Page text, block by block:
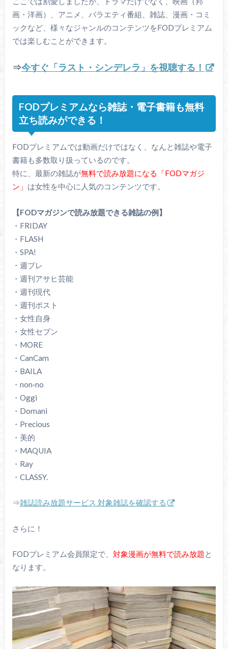
画・洋画）、アニメ、バラエティ番組、雑誌、漫画・コミ
ックなど、様々なジャンルのコンテンツをFODプレミアム
では楽しむことができます。
⇒今すぐ「ラスト・シンデレラ」を視聴する！
FODプレミアムなら雑誌・電子書籍も無料
立ち読みができる！
FODプレミアムでは動画だけではなく、なんと雑誌や電子
書籍も多数取り扱っているのです。
特に、最新の雑誌が無料で読み放題になる「FODマガジ
ン」 は女性を中心に人気のコンテンツです。
【FODマガジンで読み放題できる雑誌の例】
・FRIDAY
・FLASH
・SPA!
・週プレ
・週刊アサヒ芸能
・週刊現代
・週刊ポスト
・女性自身
・女性セブン
・MORE
・CanCam
・BAILA
・non‐no
・Oggi
・Domani
・Precious
・美的
・MAQUIA
・Ray
・CLASSY.
⇒雑誌読み放題サービス 対象雑誌を確認する
さらに！
FODプレミアム会員限定で、 対象漫画が無料で読み放題 と
なります。